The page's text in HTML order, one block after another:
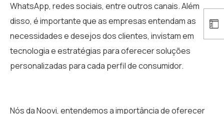
WhatsApp, redes sociais, entre outros canais. Além
disso, é importante que as empresas entendam as
necessidades e desejos dos clientes, invistam em
tecnologia e estratégias para oferecer soluções
personalizadas para cada perfil de consumidor.
Nós da Noovi, entendemos a importância de oferecer